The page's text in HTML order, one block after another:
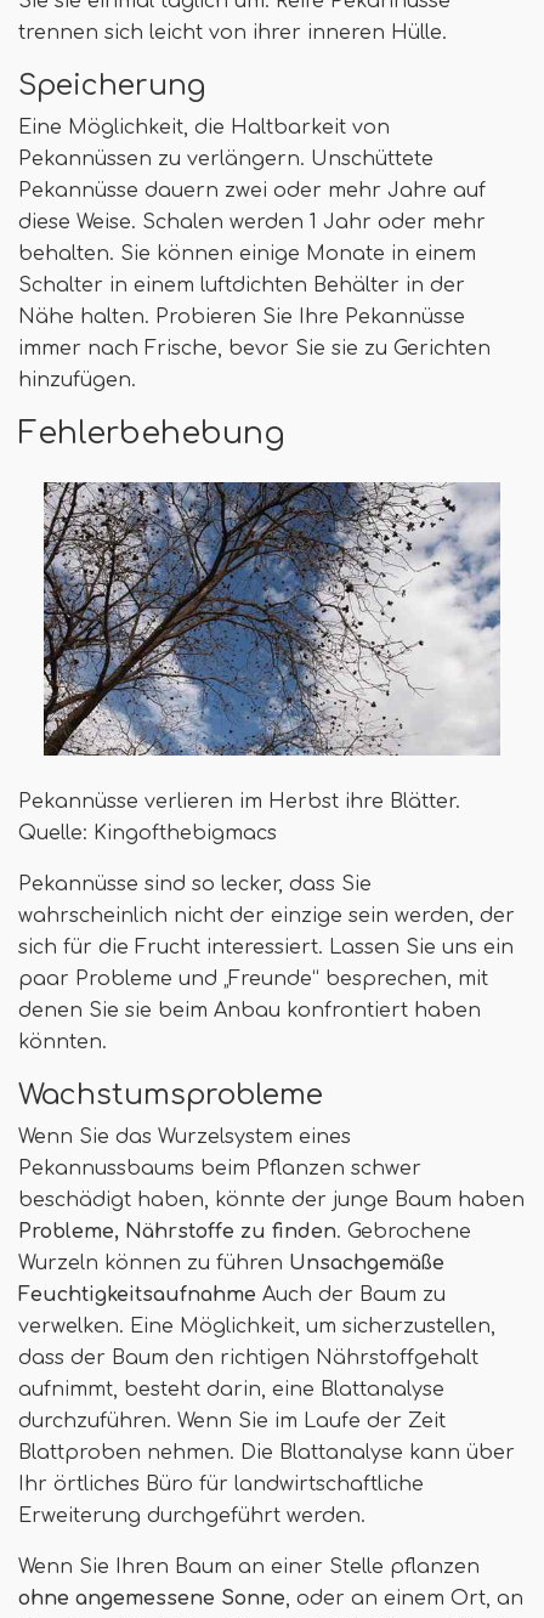
trennen sich leicht von ihrer inneren Hülle.
Speicherung
Eine Möglichkeit, die Haltbarkeit von
Pekannüssen zu verlängern. Unschüttete
Pekannüsse dauern zwei oder mehr Jahre auf
diese Weise. Schalen werden 1 Jahr oder mehr
behalten. Sie können einige Monate in einem
Schalter in einem luftdichten Behälter in der
Nähe halten. Probieren Sie Ihre Pekannüsse
immer nach Frische, bevor Sie sie zu Gerichten
hinzufügen.
Fehlerbehebung
Pekannüsse verlieren im Herbst ihre Blätter.
Quelle: Kingofthebigmacs
Pekannüsse sind so lecker, dass Sie
wahrscheinlich nicht der einzige sein werden, der
sich für die Frucht interessiert. Lassen Sie uns ein
paar Probleme und „Freunde“ besprechen, mit
denen Sie sie beim Anbau konfrontiert haben
könnten.
Wachstumsprobleme
Wenn Sie das Wurzelsystem eines
Pekannussbaums beim Pflanzen schwer
beschädigt haben, könnte der junge Baum haben
Probleme, Nährstoffe zu finden. Gebrochene
Wurzeln können zu führen Unsachgemäße
Feuchtigkeitsaufnahme Auch der Baum zu
verwelken. Eine Möglichkeit, um sicherzustellen,
dass der Baum den richtigen Nährstoffgehalt
aufnimmt, besteht darin, eine Blattanalyse
durchzuführen. Wenn Sie im Laufe der Zeit
Blattproben nehmen. Die Blattanalyse kann über
Ihr örtliches Büro für landwirtschaftliche
Erweiterung durchgeführt werden.
Wenn Sie Ihren Baum an einer Stelle pflanzen
ohne angemessene Sonne, oder an einem Ort, an